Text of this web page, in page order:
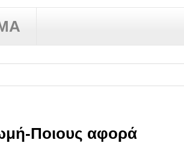
Ποιους αφορά